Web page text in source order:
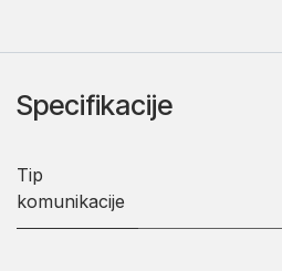
Specifikacije
Tip
komunikacije